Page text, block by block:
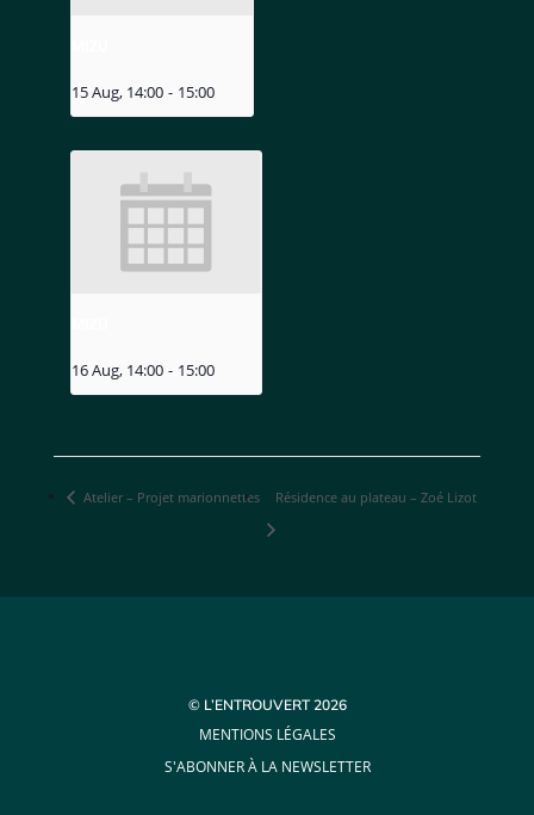
15 Aug, 14:00 - 15:00
16 Aug, 14:00 - 15:00
Atelier – Projet marionnettes Résidence au plateau – Zoé Lizot
© L’ENTROUVERT 2026
MENTIONS LÉGALES
S'ABONNER À LA NEWSLETTER